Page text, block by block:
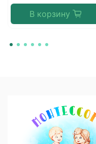
В корзину